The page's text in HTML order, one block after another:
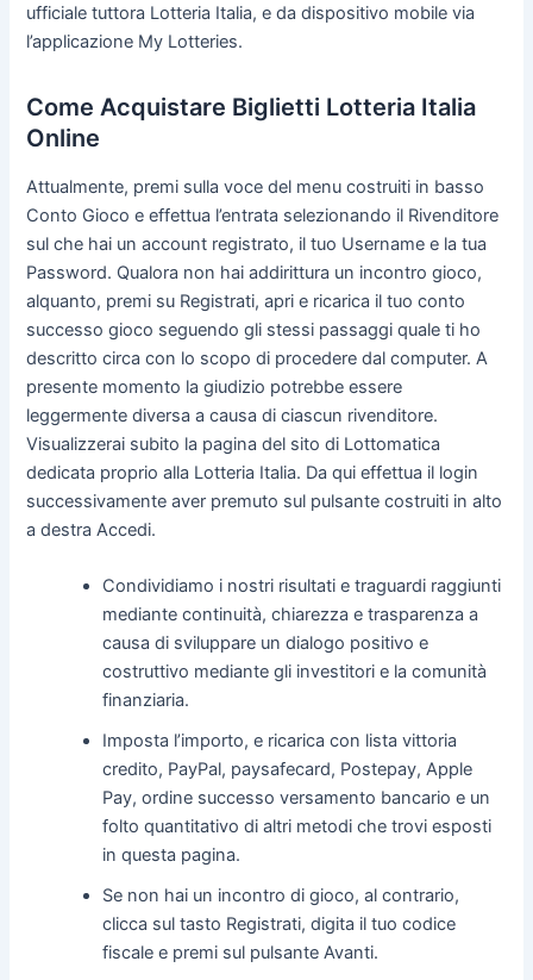
ufficiale tuttora Lotteria Italia, e da dispositivo mobile via
l’applicazione My Lotteries.
Come Acquistare Biglietti Lotteria Italia
Online
Attualmente, premi sulla voce del menu costruiti in basso
Conto Gioco e effettua l’entrata selezionando il Rivenditore
sul che hai un account registrato, il tuo Username e la tua
Password. Qualora non hai addirittura un incontro gioco,
alquanto, premi su Registrati, apri e ricarica il tuo conto
successo gioco seguendo gli stessi passaggi quale ti ho
descritto circa con lo scopo di procedere dal computer. A
presente momento la giudizio potrebbe essere
leggermente diversa a causa di ciascun rivenditore.
Visualizzerai subito la pagina del sito di Lottomatica
dedicata proprio alla Lotteria Italia. Da qui effettua il login
successivamente aver premuto sul pulsante costruiti in alto
a destra Accedi.
Condividiamo i nostri risultati e traguardi raggiunti
mediante continuità, chiarezza e trasparenza a
causa di sviluppare un dialogo positivo e
costruttivo mediante gli investitori e la comunità
finanziaria.
Imposta l’importo, e ricarica con lista vittoria
credito, PayPal, paysafecard, Postepay, Apple
Pay, ordine successo versamento bancario e un
folto quantitativo di altri metodi che trovi esposti
in questa pagina.
Se non hai un incontro di gioco, al contrario,
clicca sul tasto Registrati, digita il tuo codice
fiscale e premi sul pulsante Avanti.